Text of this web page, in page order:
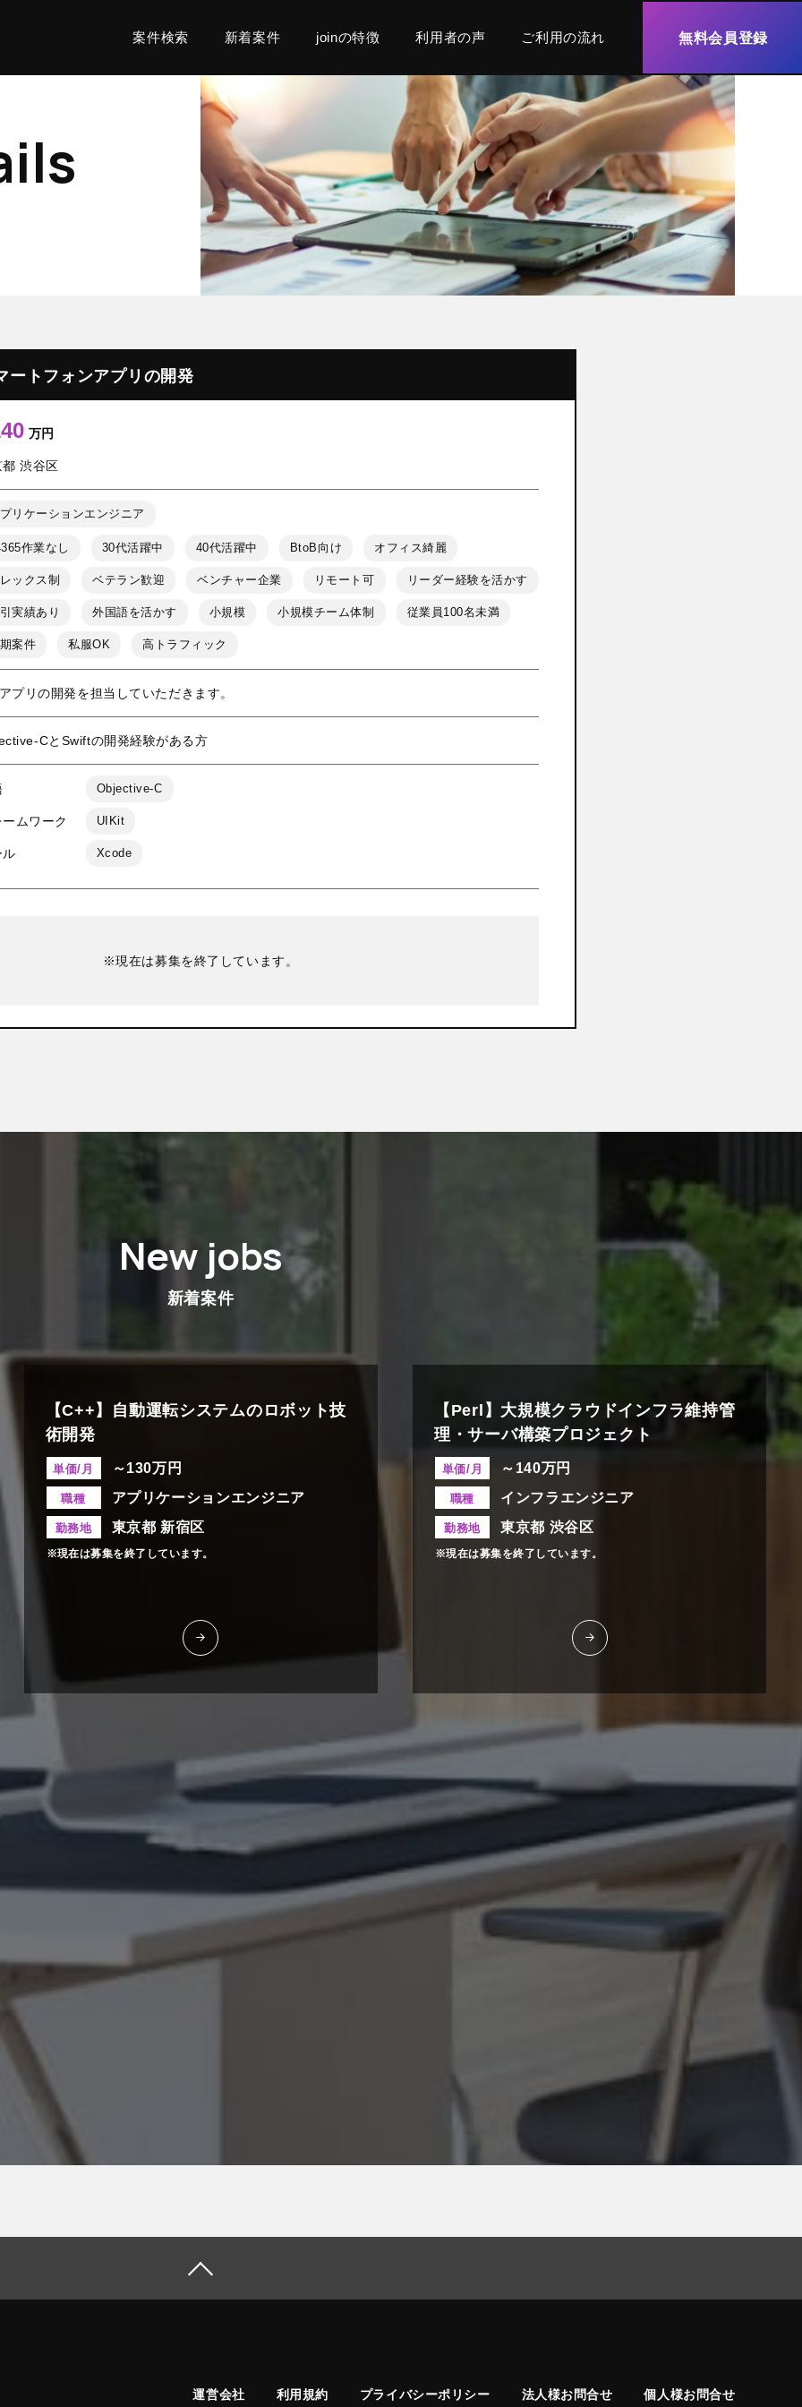
案件検索 新着案件 joinの特徴 利用者の声 ご利用の流れ 無料会員登録
トフォンアプリの開発
万円
都 渋谷区
リケーションエンジニア
作業なし 30代活躍中 40代活躍中 BtoB向け オフィス綺麗
ックス制 ベテラン歓迎 ベンチャー企業 リモート可 リーダー経験を活かす
実績あり 外国語を活かす 小規模 小規模チーム体制 従業員100名未満
案件 私服OK 高トラフィック
プリの開発を担当していただきます。
CとSwiftの開発経験がある方
Objective-C
ムワーク UIKit
ル Xcode
※現在は募集を終了しています。
New jobs
新着案件
【C++】自動運転システムのロボット技
術開発
単価/月 ～130万円
職種 アプリケーションエンジニア
勤務地 東京都 新宿区
※現在は募集を終了しています。
【Perl】大規模クラウドインフラ維持管
理・サーバ構築プロジェクト
単価/月 ～140万円
職種 インフラエンジニア
勤務地 東京都 渋谷区
※現在は募集を終了しています。
運営会社 利用規約 プライバシーポリシー 法人様お問合せ 個人様お問合せ